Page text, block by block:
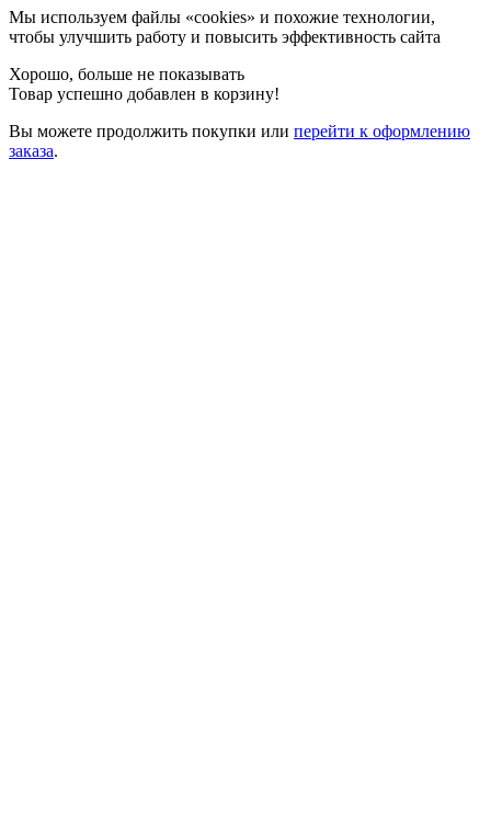
Мы используем файлы «cookies» и похожие технологии,
чтобы улучшить работу и повысить эффективность сайта
Хорошо, больше не показывать
Товар успешно добавлен в корзину!
Вы можете продолжить покупки или перейти к оформлению
заказа.